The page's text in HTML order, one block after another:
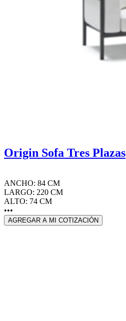
Origin Sofa Tres Plazas
ANCHO: 84 CM
LARGO: 220 CM
ALTO: 74 CM
•••
AGREGAR A MI COTIZACIÓN